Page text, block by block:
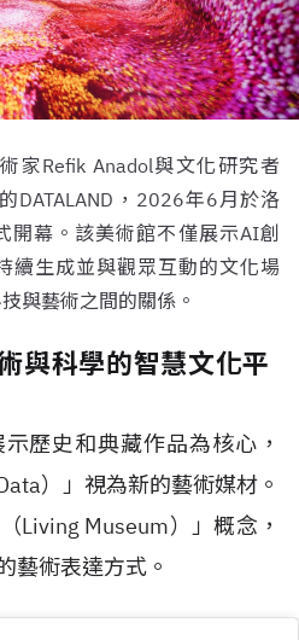
家Refik Anadol與文化研究者
DATALAND，2026年6月於洛
開幕。該美術館不僅展示AI創
續生成並與觀眾互動的文化場
與藝術之間的關係。
與科學的智慧文化平
歷史和典藏作品為核心，
）」視為新的藝術媒材。
Living Museum）」概念，
藝術表達方式。